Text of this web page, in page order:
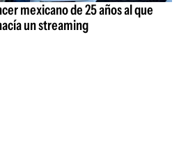
mexicano de 25 años al que
un streaming